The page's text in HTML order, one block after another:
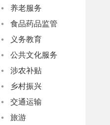
养老服务
食品药品监管
义务教育
公共文化服务
涉农补贴
乡村振兴
交通运输
旅游